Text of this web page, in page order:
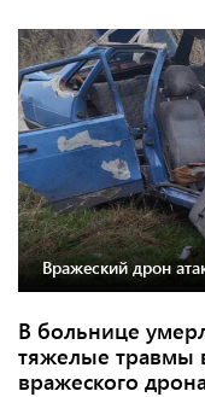
Вражеский дрон
В больнице
тяжелые травмы
вражеского